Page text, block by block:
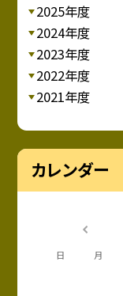
2025年度
2024年度
2023年度
2022年度
2021年度
カレンダー
日 月